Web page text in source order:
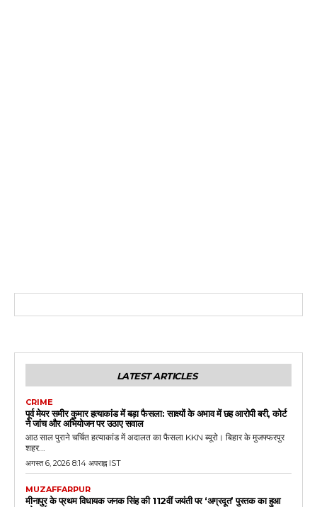
LATEST ARTICLES
CRIME
पूर्व मेयर समीर कुमार हत्याकांड में बड़ा फैसला: साक्ष्यों के अभाव में छह आरोपी बरी, कोर्ट
ने जांच और अभियोजन पर उठाए सवाल
आठ साल पुराने चर्चित हत्याकांड में अदालत का फैसला KKN ब्यूरो। बिहार के मुजफ्फरपुर
शहर...
अगस्त 6, 2026 8:14 अपराह्न IST
MUZAFFARPUR
मीनापुर के प्रथम विधायक जनक सिंह की 112वीं जयंती पर ‘अग्रदूत’ पुस्तक का हुआ